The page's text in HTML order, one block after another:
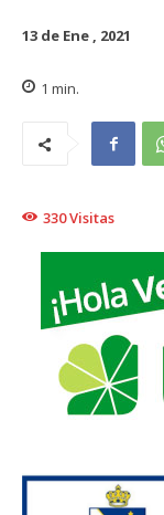
13 de Ene , 2021
1 min.
330Visitas